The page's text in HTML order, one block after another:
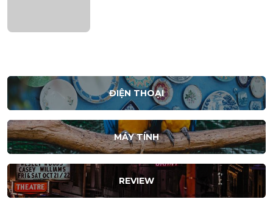
ĐIỆN THOẠI
MÁY TÍNH
REVIEW